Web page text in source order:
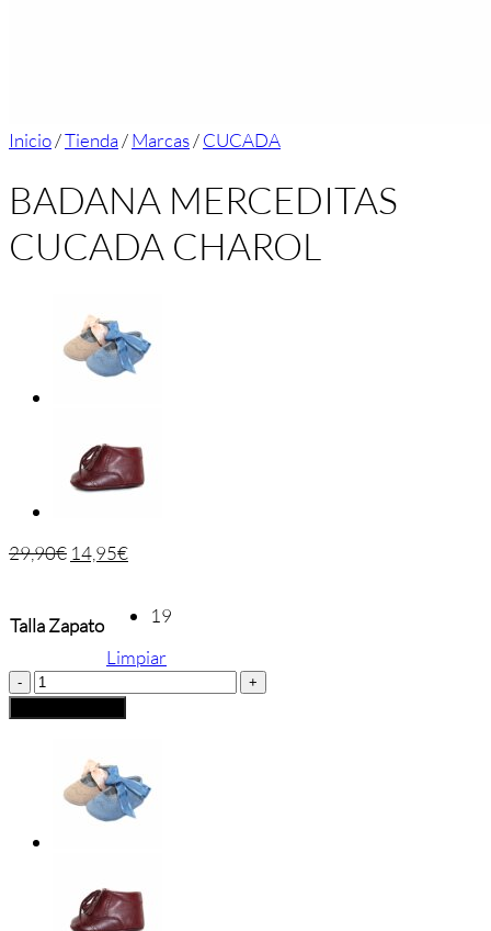
Inicio/Tienda/Marcas/CUCADA
BADANA MERCEDITAS
CUCADA CHAROL
29,90€ 14,95€
Talla Zapato
19
Limpiar
BADANA
MERCEDITAS
CUCADA
cantidad